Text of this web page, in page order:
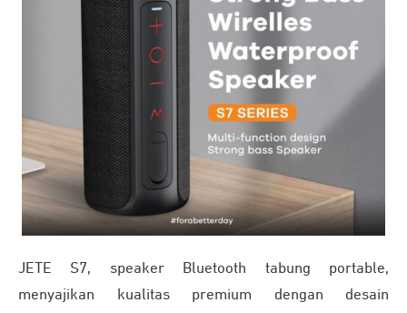
JETE S7, speaker Bluetooth tabung portable,
menyajikan kualitas premium dengan desain